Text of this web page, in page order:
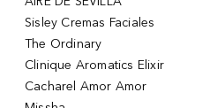
Sisley Cremas Faciales
The Ordinary
Clinique Aromatics Elixir
Cacharel Amor Amor